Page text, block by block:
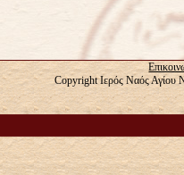
Copyright Ιερός Ναός Αγίου